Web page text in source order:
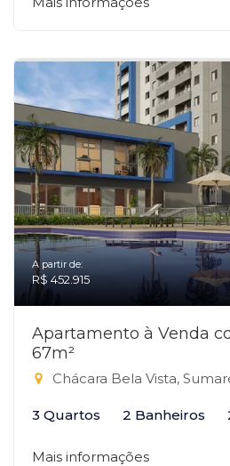
A partir de:
R$ 452.915
Apartamento à Venda
67m²
Chácara Bela Vista,
3 Quartos 2 Banheiros
Mais informações